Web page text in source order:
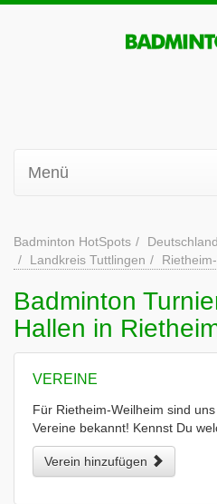
Menü
Badminton HotSpots Deutschland
Landkreis Tuttlingen
Badminton
Hallen in
VEREINE
Für Rietheim-Weilheim sind
Vereine bekannt! Kennst Du
Verein hinzufügen